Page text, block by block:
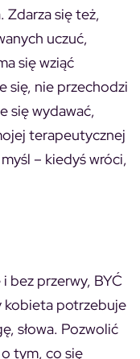
Zdarza się też,
uczuć,
się wziąć
się, nie przechodzi
się wydawać,
terapeutycznej
– kiedyś wróci,
bez przerwy, BYĆ
kobieta potrzebuje
słowa. Pozwolić
tym, co się